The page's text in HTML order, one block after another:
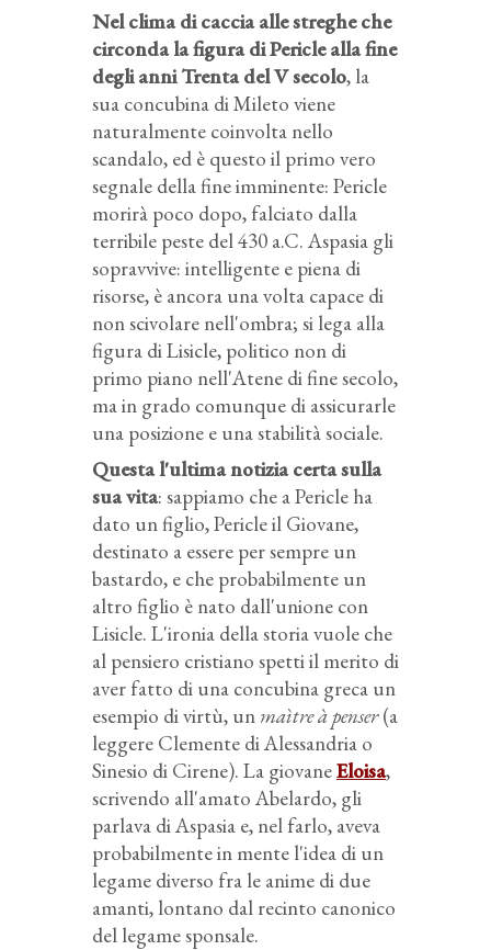
Nel clima di caccia alle streghe che
circonda la figura di Pericle alla fine
degli anni Trenta del V secolo, la
sua concubina di Mileto viene
naturalmente coinvolta nello
scandalo, ed è questo il primo vero
segnale della fine imminente: Pericle
morirà poco dopo, falciato dalla
terribile peste del 430 a.C. Aspasia gli
sopravvive: intelligente e piena di
risorse, è ancora una volta capace di
non scivolare nell'ombra; si lega alla
figura di Lisicle, politico non di
primo piano nell'Atene di fine secolo,
ma in grado comunque di assicurarle
una posizione e una stabilità sociale.
Questa l'ultima notizia certa sulla
sua vita: sappiamo che a Pericle ha
dato un figlio, Pericle il Giovane,
destinato a essere per sempre un
bastardo, e che probabilmente un
altro figlio è nato dall'unione con
Lisicle. L'ironia della storia vuole che
al pensiero cristiano spetti il merito di
aver fatto di una concubina greca un
esempio di virtù, un maìtre à penser(a
leggere Clemente di Alessandria o
Sinesio di Cirene). La giovaneEloisa,
scrivendo all'amato Abelardo, gli
parlava di Aspasia e, nel farlo, aveva
probabilmente in mente l'idea di un
legame diverso fra le anime di due
amanti, lontano dal recinto canonico
del legame sponsale.